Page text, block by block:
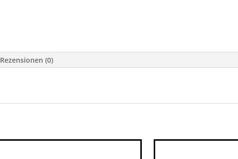
Rezensionen (0)